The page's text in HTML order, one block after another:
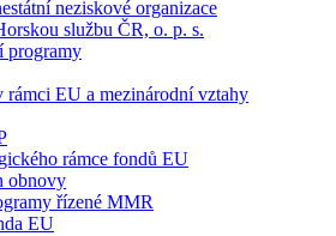
neziskové organizace
službu ČR, o. p. s.
programy
rámci EU a mezinárodní vztahy
rámce fondů EU
obnovy
řízené MMR
EU